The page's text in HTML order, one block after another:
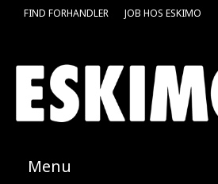
FIND FORHANDLER JOB HOS ESKIMO
Menu